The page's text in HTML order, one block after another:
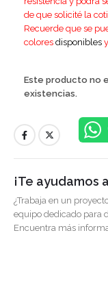
de que solicité la
Recuerde que se
colores disponibles
Este producto no
existencias.
¡Te ayudamos
¿Trabaja en un
equipo dedicado para
Encuentra más